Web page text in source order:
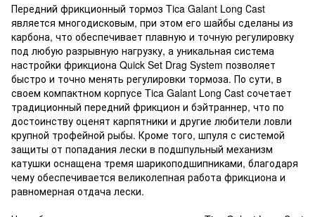
Передний фрикционный тормоз Tica Galant Long Сast
является многодисковым, при этом его шайбы сделаны из
карбона, что обеспечивает плавную и точную регулировку
под любую разрывную нагрузку, а уникальная система
настройки фрикциона Quick Set Drag System позволяет
быстро и точно менять регулировки тормоза. По сути, в
своем компактном корпусе Tica Galant Long Сast сочетает
традиционный передний фрикцион и бэйтраннер, что по
достоинству оценят карпятники и другие любители ловли
крупной трофейной рыбы. Кроме того, шпуля с системой
защиты от попадания лески в подшпульный механизм
катушки оснащена тремя шарикоподшипниками, благодаря
чему обеспечивается великолепная работа фрикциона и
равномерная отдача лески.